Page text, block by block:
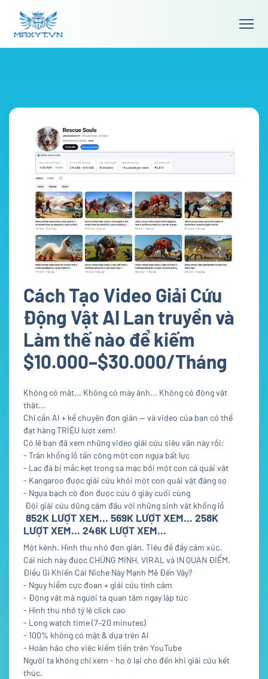
Cách Tạo Video Giải Cứu
Động Vật AI Lan truyền và
Làm thế nào để kiếm
$10.000–$30.000/Tháng
Không có mặt... Không có máy ảnh... Không có động vật
thật...
Chỉ cần AI + kể chuyện đơn giản — và video của bạn có thể
đạt hàng TRIỆU lượt xem!
Có lẽ bạn đã xem những video giải cứu siêu vãn này rồi:
- Trăn khổng lồ tấn công một con ngựa bất lực
- Lạc đà bị mắc kẹt trong sa mạc bởi một con cá quái vật
- Kangaroo được giải cứu khỏi một con quái vật đáng sợ
- Ngựa bạch cô đơn được cứu ở giây cuối cùng
Đội giải cứu dũng cảm đấu với những sinh vật khổng lồ
852K LƯỢT XEM... 569K LƯỢT XEM... 258K
LƯỢT XEM... 246K LƯỢT XEM...
Một kênh. Hình thu nhỏ đơn giản. Tiêu đề đầy cảm xúc.
Cái ních này được CHỨNG MINH, VIRAL và IN QUAN ĐIỂM.
Điều Gì Khiến Cái Niche Này Mạnh Mẽ Đến Vậy?
- Nguy hiểm cực đoan + giải cứu tình cảm
- Động vật mà người ta quan tâm ngay lập tức
- Hình thu nhỏ tỷ lệ click cao
- Long watch time (7–20 minutes)
- 100% không có mặt & dựa trên AI
- Hoàn hảo cho việc kiếm tiền trên YouTube
Người ta không chỉ xem - họ ở lại cho đến khi giải cứu kết
thúc.